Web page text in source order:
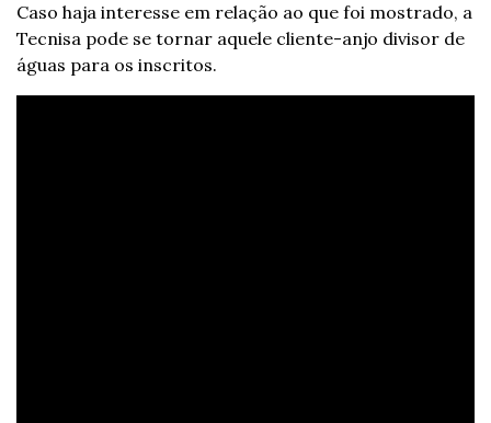
Caso haja interesse em relação ao que foi mostrado, a
Tecnisa pode se tornar aquele cliente-anjo divisor de
águas para os inscritos.